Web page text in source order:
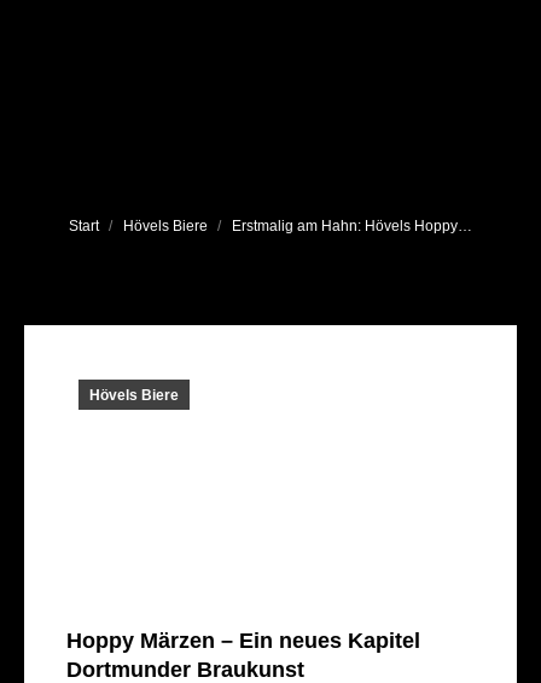
Sie befinden sich hier:
Start Hövels Biere Erstmalig am Hahn: Hövels Hoppy…
Hövels Biere
Hoppy Märzen – Ein neues Kapitel
Dortmunder Braukunst